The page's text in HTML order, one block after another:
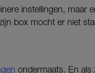
instellingen, maar
box mocht er niet
ondermaats. En als